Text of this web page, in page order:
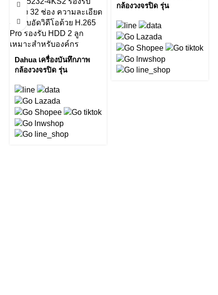
Dahua เครื่องบันทึกภาพ
กล้องวงจรปิด รุ่น
32Channel 1U 4K&H.265
Pro Network Video
Recorder (V2.00) by Vnix
Group
กล้องวงจรปิด รุ่น
4K & H.265 Pro NVR by
Vnix Group